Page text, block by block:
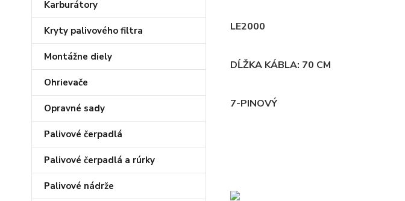
Karburátory
Kryty palivového filtra
Montážne diely
Ohrievače
Opravné sady
Palivové čerpadlá
Palivové čerpadlá a rúrky
Palivové nádrže
LE2000
DĹŽKA KÁBLA: 70 CM
7-PINOVÝ